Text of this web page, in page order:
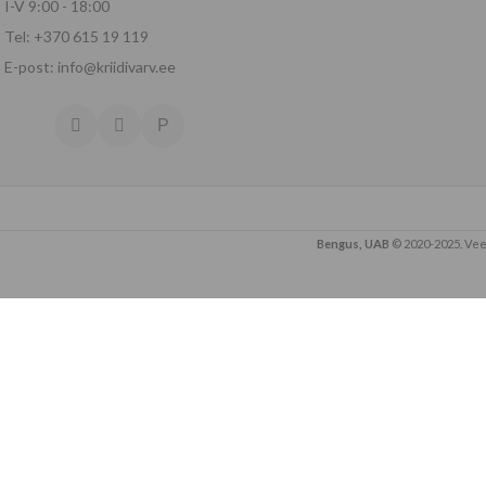
I-V 9:00 - 18:00
Tel: +370 615 19 119
E-post: info@kriidivarv.ee
Bengus, UAB © 2020-2025.